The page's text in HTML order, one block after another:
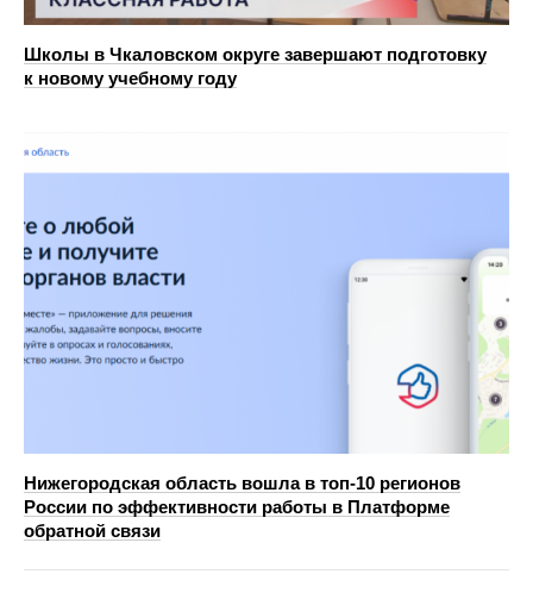
Школы в Чкаловском округе завершают подготовку
к новому учебному году
Нижегородская область вошла в топ‑10 регионов
России по эффективности работы в Платформе
обратной связи